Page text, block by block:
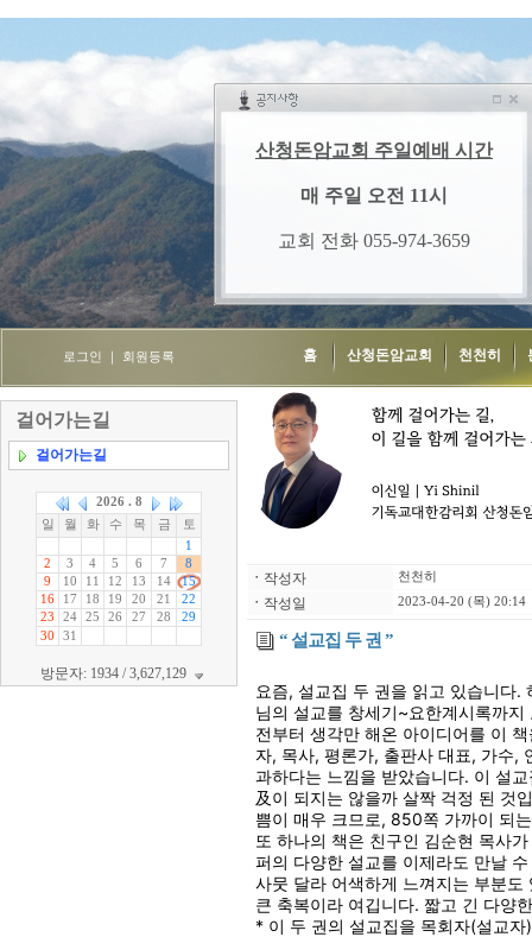
로그인 회원등록 홈 산청돈암교회 천천히
걸어가는길
걸어가는길
방문자: 1934 / 3,627,129
ㆍ 작성자 천천히
ㆍ 작성일 2023-04-20 (목) 20:14
“ 설교집 두 권 ”
요즘, 설교집 두 권을 읽고 있습니다
님의 설교를 창세기~요한계시록까
전부터 생각만 해온 아이디어를 이
자, 목사, 평론가, 출판사 대표, 가수,
과하다는 느낌을 받았습니다. 이 설
及이 되지는 않을까 살짝 걱정 된 것
쁨이 매우 크므로, 850쪽 가까이 되
또 하나의 책은 친구인 김순현 목사
퍼의 다양한 설교를 이제라도 만날
사뭇 달라 어색하게 느껴지는 부분
큰 축복이라 여깁니다. 짧고 긴 다양
* 이 두 권의 설교집을 목회자(설교